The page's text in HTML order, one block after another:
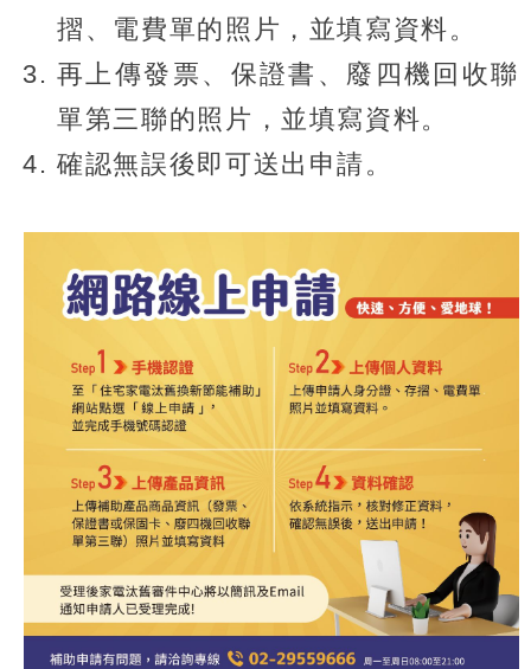
摺、電費單的照片，並填寫資料。
再上傳發票、保證書、廢四機回收聯
單第三聯的照片，並填寫資料。
確認無誤後即可送出申請。